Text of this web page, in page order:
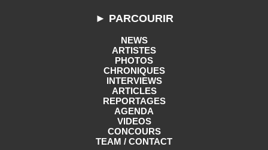
► PARCOURIR
NEWS
ARTISTES
PHOTOS
CHRONIQUES
INTERVIEWS
ARTICLES
REPORTAGES
AGENDA
VIDEOS
CONCOURS
TEAM / CONTACT